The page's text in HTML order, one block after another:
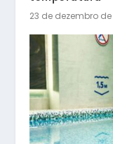
23 de dezembro de